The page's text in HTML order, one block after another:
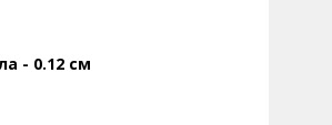
- 0.12 см